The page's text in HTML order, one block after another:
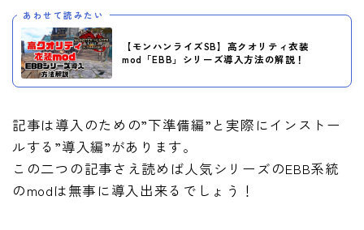
あわせて読みたい
【モンハンライズSB】高クオリティ衣装
mod「EBB」シリーズ導入方法の解説！
記事は導入のための”下準備編”と実際にインストー
ルする”導入編”があります。
この二つの記事さえ読めば人気シリーズのEBB系統
のmodは無事に導入出来るでしょう！